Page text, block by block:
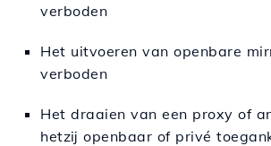
verboden
Het uitvoeren van openbare
verboden
Het draaien van een proxy of
hetzij openbaar of privé